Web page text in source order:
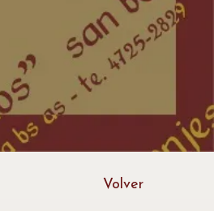
Volver